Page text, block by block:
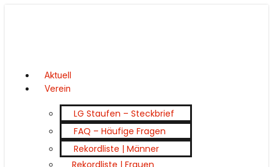
Aktuell
Verein
LG Staufen – Steckbrief
FAQ – Häufige Fragen
Rekordliste | Männer
Rekordliste | Frauen